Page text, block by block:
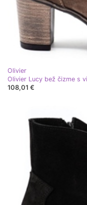
Olivier
Olivier Lucy bež čizme s
108,01 €